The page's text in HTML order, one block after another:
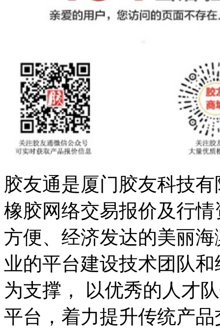
胶友通是厦门胶友科技
橡胶网络交易报价及行
方便、经济发达的美丽
业的平台建设技术团队
为支撑， 以优秀的人才
平台，着力提升传统产